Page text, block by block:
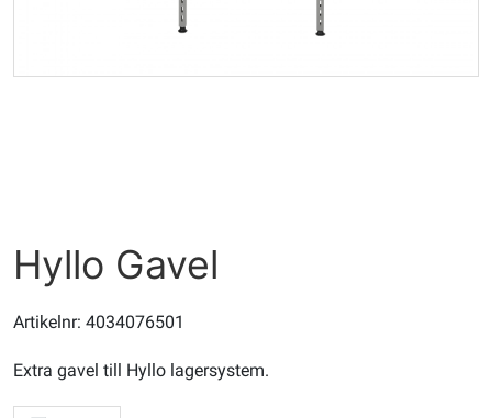
Hyllo Gavel
Artikelnr: 4034076501
Extra gavel till Hyllo lagersystem.